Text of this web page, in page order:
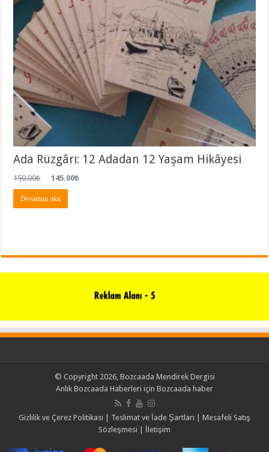
Ada Rüzgârı: 12 Adadan 12 Yaşam Hikâyesi
150.00₺ 145.00₺
Devamını oku
© Copyright 2026, Bozcaada Mendirek Dergisi
Anlık Bozcaada Haberleri için Bozcaada haber
Gizlilik ve Çerez Politikası Teslimat ve İade Şartları
Mesafeli Satış
Sözleşmesi
İletişim